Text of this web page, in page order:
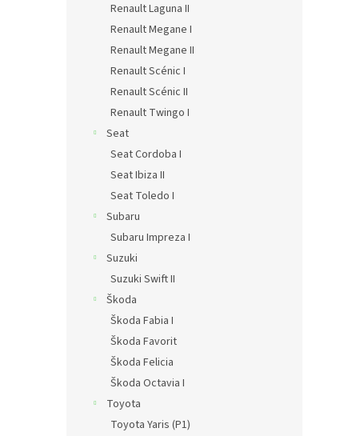
Renault Laguna II
Renault Megane I
Renault Megane II
Renault Scénic I
Renault Scénic II
Renault Twingo I
Seat
Seat Cordoba I
Seat Ibiza II
Seat Toledo I
Subaru
Subaru Impreza I
Suzuki
Suzuki Swift II
Škoda
Škoda Fabia I
Škoda Favorit
Škoda Felicia
Škoda Octavia I
Toyota
Toyota Yaris (P1)